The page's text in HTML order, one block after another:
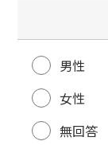
男性
女性
無回答